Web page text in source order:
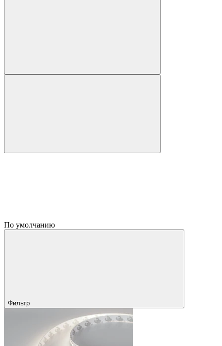
По умолчанию
Фильтр